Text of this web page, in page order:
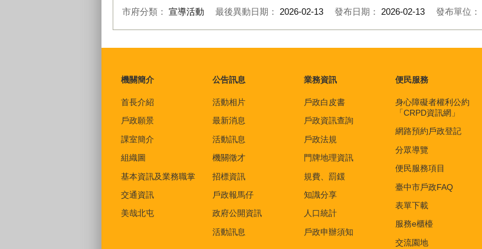
市府分類： 宣導活動 最後異動日期： 2026-02-13 發布日期： 2026-02-13 發布單位：
機關簡介
首長介紹
戶政願景
課室簡介
組織圖
基本資訊及業務職掌
交通資訊
美哉北屯
公告訊息
活動相片
最新消息
活動訊息
機關徵才
招標資訊
戶政報馬仔
政府公開資訊
活動訊息
業務資訊
戶政白皮書
戶政資訊查詢
戶政法規
門牌地理資訊
規費、罰鍰
知識分享
人口統計
戶政申辦須知
便民服務
身心障礙者權利公約
「CRPD資訊網」
網路預約戶政登記
分眾導覽
便民服務項目
臺中市戶政FAQ
表單下載
服務e櫃檯
交流園地